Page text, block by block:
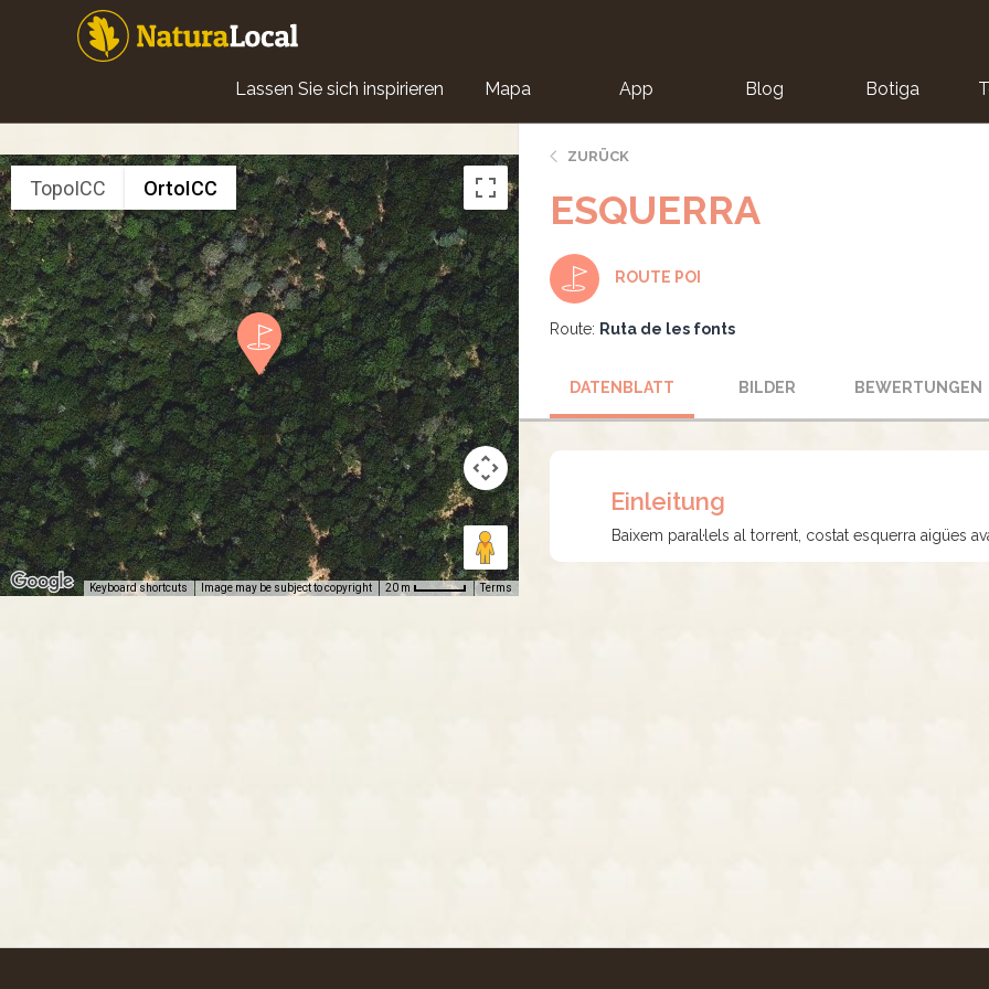
Main
navigation
Lassen Sie sich inspirieren Mapa App Blog Botiga
TopoICC OrtoICC
Keyboard shortcuts Image may be subject to copyright 20 m Terms
ZURÜCK
ESQUERRA
ROUTE POI
Route: Ruta de les fonts
DATENBLATT BILDER BEWERTUNGEN
Einleitung
Baixem paral·lels al torrent, costat esquerra aigües